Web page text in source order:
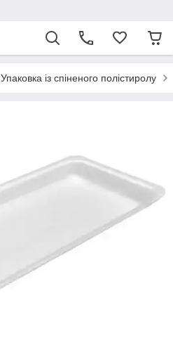
Упаковка із спіненого полістиролу